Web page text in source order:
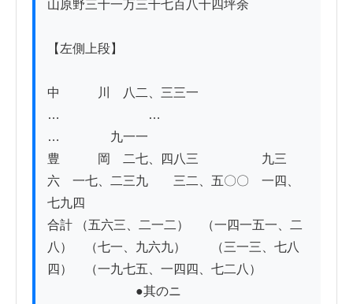
山原野三十一万三千七百八十四坪余
【左側上段】
中　　　川　八二、三三一
…　　　　　　　…
…　　　　九一一
豊　　　岡　二七、四八三　　　　　九三
六　一七、二三九　　三二、五〇〇　一四、
七九四
合計 （五六三、二一二）　（一四一五一、二
八）　（七一、九六九）　　（三一三、七八
四）　（一九七五、一四四、七二八）
●其のニ